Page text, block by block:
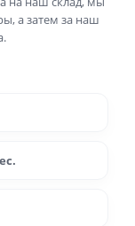
а затем за наш